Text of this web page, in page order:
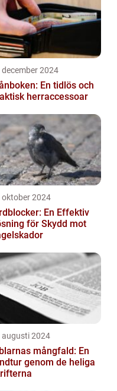
december 2024
En tidlös och
herraccessoar
oktober 2024
En Effektiv
för Skydd mot
augusti 2024
mångfald: En
genom de heliga